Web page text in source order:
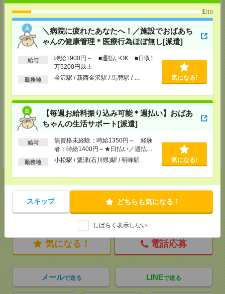
1/10
＼病院に疲れたあなたへ！／施設でおばあち
ゃんの健康管理＊医療行為ほぼ無し[派遣]
給与
時給1900円～ ■週払いOK ■日収1
万5200円以上
勤務地 金沢駅 / 新西金沢駅 / 馬替駅 / … 気になる!
【毎週お給料振り込み可能＊週払い】おばあ
ちゃんの生活サポート[派遣]
給与
無資格未経験：時給1350円～ 経験
者：時給1400円～★日払い／週払い
制度あり（月払いも選べます）※稼働
勤務地 小松駅 / 粟津(石川県)駅 / 明峰駅 気になる!
スキップ どちらも気になる！
しばらく表示しない
TEL：0120-919-843
MAIL：tenshoku@nikken-ts.jp
担当：採用担当
メディカルケア事業部 金沢オフィス
石川県金沢市広岡1-2-26 AGS2 2F
TEL：0120-941-687
tenshoku@nikken-ts.jp
担当：採用担当
長野県松本市中央一丁目8番11号 セントラル松本中央ビル401号室
TEL：0120-936-218
MAIL：tenshoku@nikken-ts.jp
担当：採用担当
登録交通費
★今ならご来社登録でQUOカード2000円分をプレゼント中★
応募ページへ
気になる！ 電話応募
メールで送る LINEで送る